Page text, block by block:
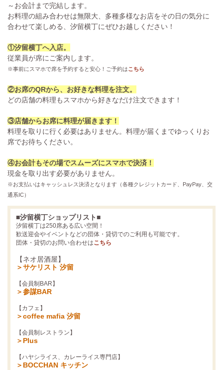
～お会計まで完結します。
お料理の組み合わせは無限大、多種多様なお店をその日の気分に
合わせて楽しめる、汐留横丁にぜひお越しください！
①汐留横丁へ入店。
従業員が席にご案内します。
※事前にスマホで席を予約すると安心！ご予約はこちら
②お席のQRから、お好きな料理を注文。
どの店舗の料理もスマホから好きなだけ注文できます！
③店舗からお席に料理が届きます！
料理を取りに行く必要はありません。料理が届くまでゆっくりお
席でお待ちください。
④お会計もその場でスムーズにスマホで決済！
現金を取り出す必要がありません。
※お支払いはキャッシュレス決済となります（各種クレジットカード、PayPay、交
通系IC）
■汐留横丁ショップリスト■
汐留横丁は250席ある広い空間！
歓送迎会やイベントなどの団体・貸切でのご利用も可能です。
団体・貸切のお問い合わせはこちら
【ネオ居酒屋】
＞サケリスト 汐留
【会員制BAR】
＞参謀BAR
【カフェ】
＞coffee mafia 汐留
【会員制レストラン】
＞Plus
【ハヤシライス、カレーライス専門店】
＞BOCCHAN キッチン